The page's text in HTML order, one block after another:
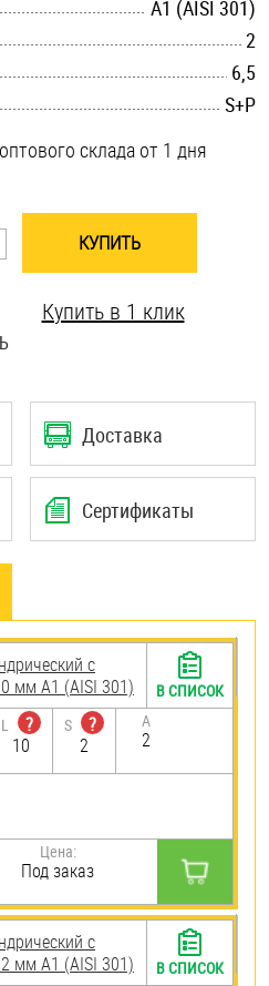
А1 (AISI 301)
2
6,5
S+P
склада от 1 дня
КУПИТЬ
Купить в 1 клик
Доставка
Сертификаты
с
мм А1 (AISI 301)
L
?
10
S
?
2
A
2
Цена:
Под заказ
В СПИСОК
с
мм А1 (AISI 301)
В СПИСОК